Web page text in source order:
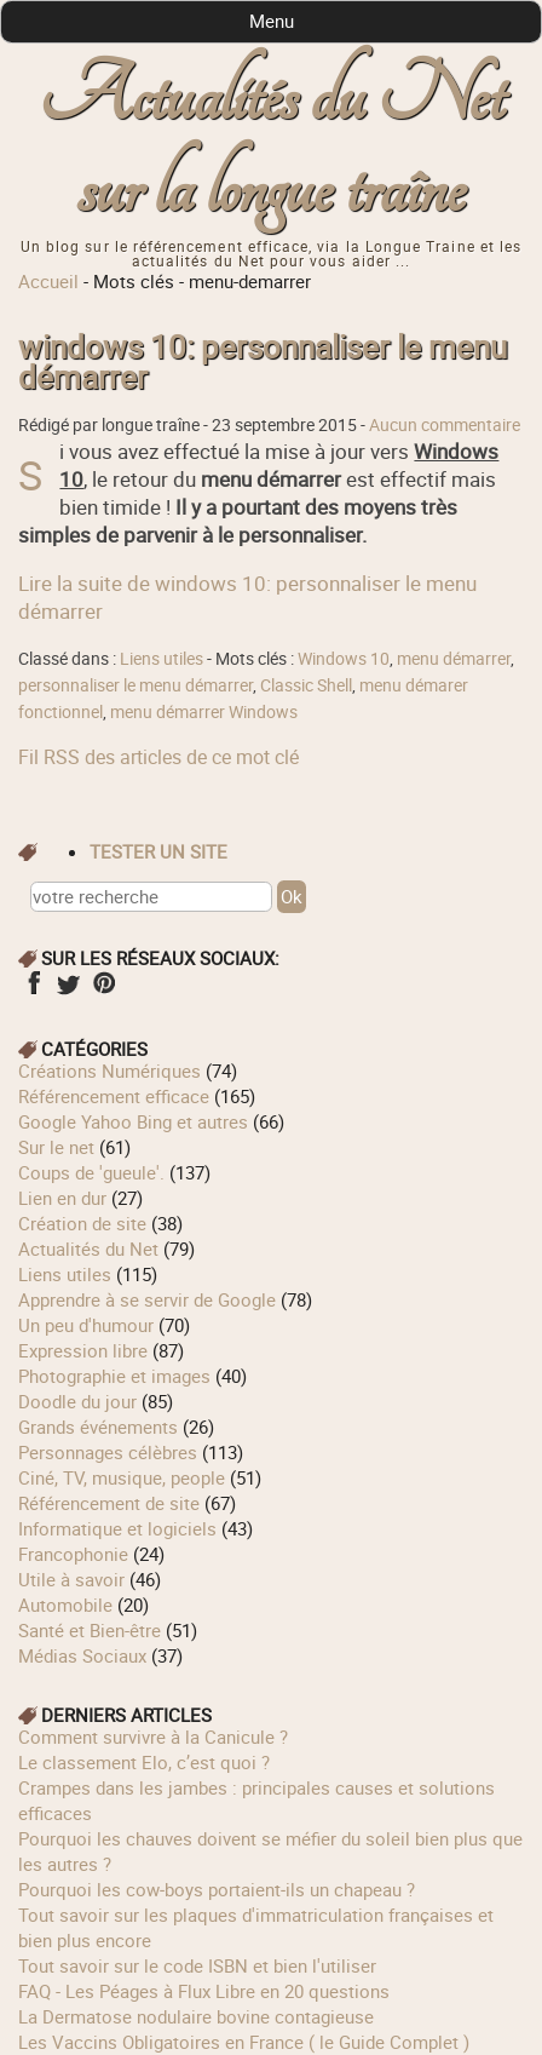
Actualités du Net
sur la longue traîne
Un blog sur le référencement efficace, via la Longue Traine et les
actualités du Net pour vous aider ...
Menu
Accueil - Mots clés - menu-demarrer
windows 10: personnaliser le menu
démarrer
Rédigé par longue traîne -23 septembre 2015-Aucun commentaire
S i vous avez effectué la mise à jour versWindows
10, le retour du menu démarrerest effectif mais
bien timide ! Il y a pourtant des moyens très
simples de parvenir à le personnaliser.
Lire la suite de windows 10: personnaliser le menu
démarrer
Classé dans : Liens utiles- Mots clés :Windows 10, menu démarrer,
personnaliser le menu démarrer, Classic Shell , menu démarer
fonctionnel , menu démarrer Windows
Fil RSS des articles de ce mot clé
TESTER UN SITE
SUR LES RÉSEAUX SOCIAUX:
CATÉGORIES
Créations Numériques (74)
Référencement efficace (165)
Google Yahoo Bing et autres (66)
Sur le net (61)
Coups de 'gueule'. (137)
Lien en dur (27)
Création de site (38)
Actualités du Net (79)
Liens utiles (115)
Apprendre à se servir de Google (78)
Un peu d'humour (70)
Expression libre (87)
Photographie et images (40)
Doodle du jour (85)
Grands événements (26)
Personnages célèbres (113)
Ciné, TV, musique, people (51)
Référencement de site (67)
Informatique et logiciels (43)
Francophonie (24)
Utile à savoir (46)
Automobile (20)
Santé et Bien-être (51)
Médias Sociaux (37)
DERNIERS ARTICLES
Comment survivre à la Canicule ?
Le classement Elo, c’est quoi ?
Crampes dans les jambes : principales causes et solutions
efficaces
Pourquoi les chauves doivent se méfier du soleil bien plus que
les autres ?
Pourquoi les cow‑boys portaient‑ils un chapeau ?
Tout savoir sur les plaques d'immatriculation françaises et
bien plus encore
Tout savoir sur le code ISBN et bien l'utiliser
FAQ - Les Péages à Flux Libre en 20 questions
La Dermatose nodulaire bovine contagieuse
Les Vaccins Obligatoires en France ( le Guide Complet )